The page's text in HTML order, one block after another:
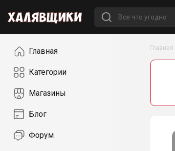
НавигацияГлавная
Категории
Магазины
Блог
Форум
Главная